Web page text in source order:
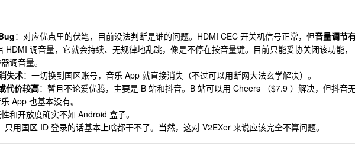
：对应优点里的伏笔，目前没法判断是谁的问题。HDMI CEC 开关机信号正常，但音量调节
HDMI 调音量，它就会持续、无规律地乱跳，像是不停在按音量键。目前只能妥协关闭该功能，
调音量。
失术：一切换到国区账号，音乐 App 就直接消失（不过可以用断网大法玄学解决）。
代价较高：暂且不论爱优腾，主要是 B 站和抖音。B 站可以用 Cheers （$7.9 ）解决，但抖音
App 也基本没有。
和开放度确实不如 Android 盒子。
只用国区 ID 登录的话基本上啥都干不了。当然，这对 V2EXer 来说应该完全不算问题。